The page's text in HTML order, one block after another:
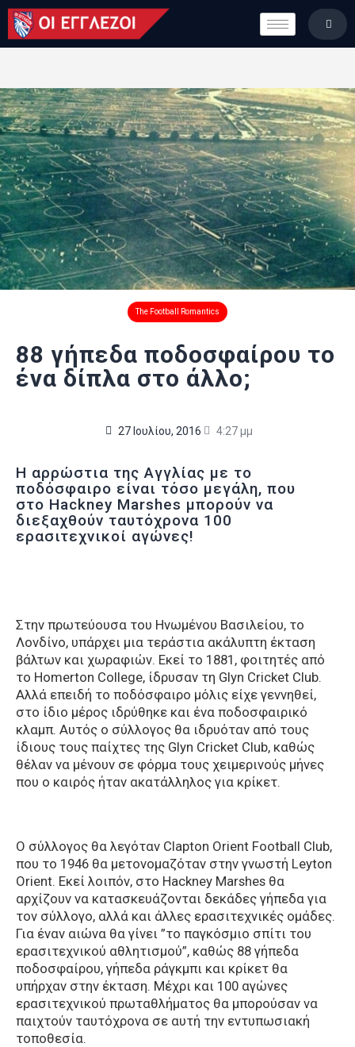
LONDON CALLING
ΚΑΤΗΓΟΡΙΕΣ
ΒΑΘΜΟΛΟΓΙΕΣ
ΟΜΑΔΕΣ
ΠΟΙΟΙ ΕΙΜΑΣΤΕ
The Football Romantics
88 γήπεδα ποδοσφαίρου το
ένα δίπλα στο άλλο;
27 Ιουλίου, 2016 4:27 μμ
Η αρρώστια της Αγγλίας με το
ποδόσφαιρο είναι τόσο μεγάλη, που
στο Hackney Marshes μπορούν να
διεξαχθούν ταυτόχρονα 100
ερασιτεχνικοί αγώνες!
Στην πρωτεύουσα του Ηνωμένου Βασιλείου, το
Λονδίνο, υπάρχει μια τεράστια ακάλυπτη έκταση
βάλτων και χωραφιών. Εκεί το 1881, φοιτητές από
το Homerton College, ίδρυσαν τη Glyn Cricket Club.
Αλλά επειδή το ποδόσφαιρο μόλις είχε γεννηθεί,
στο ίδιο μέρος ιδρύθηκε και ένα ποδοσφαιρικό
κλαμπ. Αυτός ο σύλλογος θα ιδρυόταν από τους
ίδιους τους παίχτες της Glyn Cricket Club, καθώς
θέλαν να μένουν σε φόρμα τους χειμερινούς μήνες
που ο καιρός ήταν ακατάλληλος για κρίκετ.
Ο σύλλογος θα λεγόταν Clapton Orient Football Club,
που το 1946 θα μετονομαζόταν στην γνωστή Leyton
Orient. Εκεί λοιπόν, στο Hackney Marshes θα
αρχίζουν να κατασκευάζονται δεκάδες γήπεδα για
τον σύλλογο, αλλά και άλλες ερασιτεχνικές ομάδες.
Για έναν αιώνα θα γίνει ”το παγκόσμιο σπίτι του
ερασιτεχνικού αθλητισμού”, καθώς 88 γήπεδα
ποδοσφαίρου, γήπεδα ράγκμπι και κρίκετ θα
υπήρχαν στην έκταση. Μέχρι και 100 αγώνες
ερασιτεχνικού πρωταθλήματος θα μπορούσαν να
παιχτούν ταυτόχρονα σε αυτή την εντυπωσιακή
τοποθεσία.